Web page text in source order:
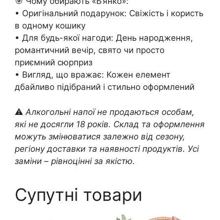
• Оригінальний подарунок: Свіжість і користь
в одному кошику
• Для будь-якої нагоди: День народження,
романтичний вечір, свято чи просто
приємний сюрприз
• Вигляд, що вражає: Кожен елемент
дбайливо підібраний і стильно оформлений
⚠️ Алкогольні напої не продаються особам,
які не досягли 18 років. Склад та оформлення
можуть змінюватися залежно від сезону,
регіону доставки та наявності продуктів. Усі
заміни – рівноцінні за якістю.
Супутні товари